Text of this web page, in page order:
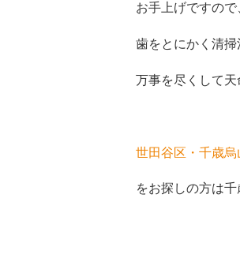
お手上げですの
歯をとにかく清掃
万事を尽くして天
世田谷区・千歳
をお探しの方は